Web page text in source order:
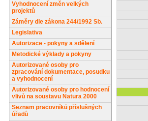
Vyhodnocení změn velkých
projektů
Záměry dle zákona 244/1992 Sb.
Legislativa
Autorizace - pokyny a sdělení
Metodické výklady a pokyny
Autorizované osoby pro
zpracování dokumentace, posudku
a vyhodnocení
Autorizované osoby pro hodnocení
vlivů na soustavu Natura 2000
Seznam pracovníků příslušných
úřadů